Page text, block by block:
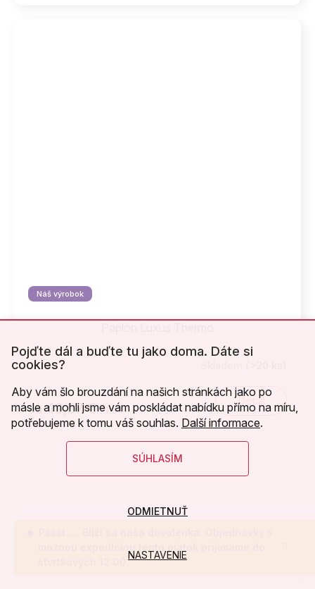
Pojďte dál a buďte tu jako doma. Dáte si
cookies?
Aby vám šlo brouzdání na našich stránkách jako po
másle a mohli jsme vám poskládat nabídku přímo na míru,
potřebujeme k tomu váš souhlas. Další informace.
SÚHLASÍM
NASTAVENIE
ODMIETNUŤ
štvrtkových 12:00.
Náš výrobok
Priemerné
produktu
je
5,0
hviezdičiek.
od 49,57 €/ ks
Detail